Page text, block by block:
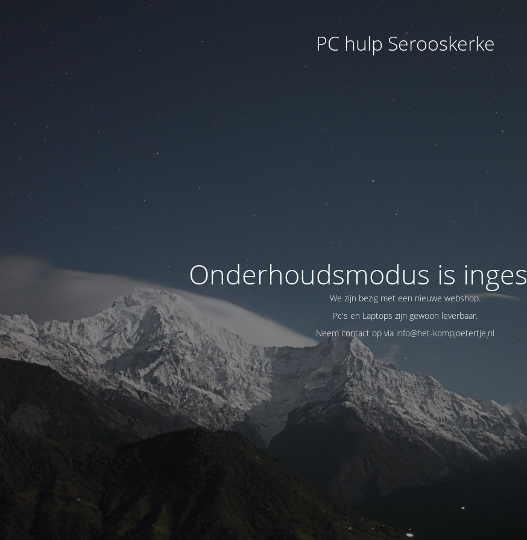
PC hulp Serooskerke
Onderhoudsmodus is
We zijn bezig met een nieuwe webshop.
Pc's en Laptops zijn gewoon leverbaar.
Neem contact op via info@het-kompjoetertje.nl